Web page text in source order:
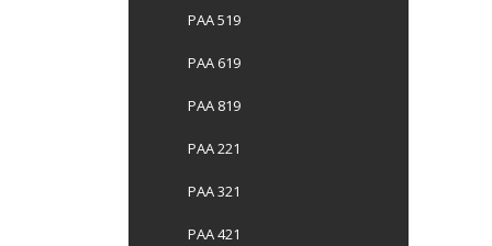
PAA 519
PAA 619
PAA 819
PAA 221
PAA 321
PAA 421